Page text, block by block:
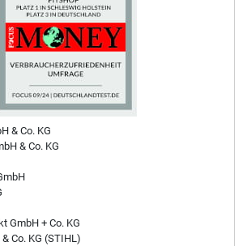
& Co. KG
& Co. KG
GmbH + Co. KG
Co. KG (STIHL)